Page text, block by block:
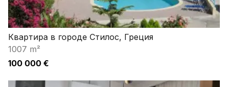
Квартира в городе Стилос, Греция
1007 m²
100 000 €